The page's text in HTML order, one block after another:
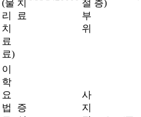
(물
리
치
료
료)
치
료
절
부
위
층)
이
학
요
법
증
사
지